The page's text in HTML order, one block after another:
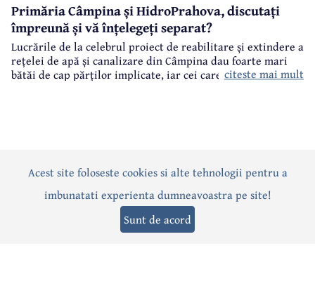
Primăria Câmpina și HidroPrahova, discutați
împreună și vă înțelegeți separat?
Lucrările de la celebrul proiect de reabilitare și extindere a
rețelei de apă și canalizare din Câmpina dau foarte mari
bătăi de cap părților implicate, iar cei care suferă sunt
citeste mai mult
ActualitatePoliticăSocialEvenimentInterviuri
Editorial Sport Anunțuri
Acest site foloseste cookies si alte tehnologii pentru a
imbunatati experienta dumneavoastra pe site!
Sunt de acord